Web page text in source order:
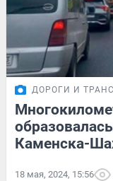
ДОРОГИ И
Каменска-
18 мая, 2024, 15:56